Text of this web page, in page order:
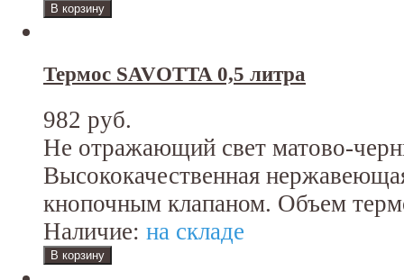
Термос SAVOTTA 0,5 литра
982 руб.
Не отражающий свет матово-
Высококачественная
кнопочным клапаном. Объем
Наличие: на складе